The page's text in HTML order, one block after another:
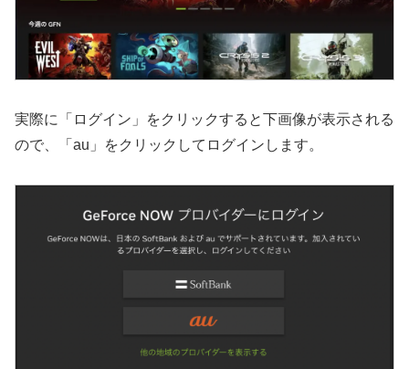
実際に「ログイン」をクリックすると下画像が表示される
ので、「au」をクリックしてログインします。